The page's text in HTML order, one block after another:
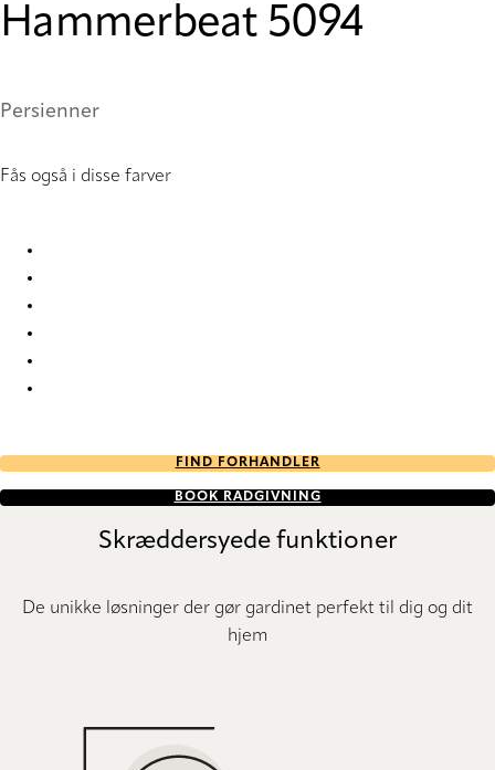
Hammerbeat 5094
Persienner
Fås også i disse farver
FIND FORHANDLER
BOOK RÅDGIVNING
Skræddersyede funktioner
De unikke løsninger der gør gardinet perfekt til dig og dit
hjem